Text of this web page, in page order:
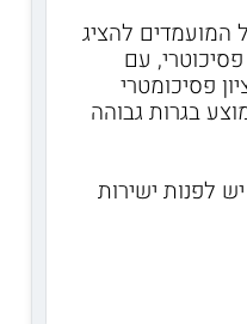
המועמדים להציג
עם
פסיכומטרי
בגרות גבוהה
לפנות ישירות